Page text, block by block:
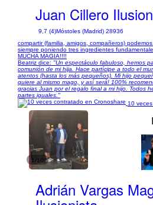
Juan Cillero
9,7 (4)Móstoles (Madrid) 28936
compartir (familia, amigos, compañeros)
siempre poniendo tres ingredientes
MUCHA MAGIA!!!!
Beatriz dice: "Un espectáculo fabuloso, hemos
comunión de mi hija. Hace partícipe a todo el
atentos (hasta los más pequeños). Mi hijo
quiere al mismo mago, y así será! 100%
gracias Juan por el regalo final a mi hijo. Todos
partes iguales."
10
1/10
Adrián Vargas